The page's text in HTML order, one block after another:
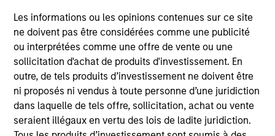
Les informations ou les opinions contenues sur ce site
ne doivent pas être considérées comme une publicité
ou interprétées comme une offre de vente ou une
sollicitation d'achat de produits d'investissement. En
outre, de tels produits d’investissement ne doivent être
ni proposés ni vendus à toute personne d’une juridiction
dans laquelle de tels offre, sollicitation, achat ou vente
seraient illégaux en vertu des lois de ladite juridiction.
Private Credit 2026 Midyear Outlook
We believe the current market environment is
becoming more favorable for scaled private
credit lenders as pricing power improves and
financing demand accelerates, driven by
cyclical and secular forces.